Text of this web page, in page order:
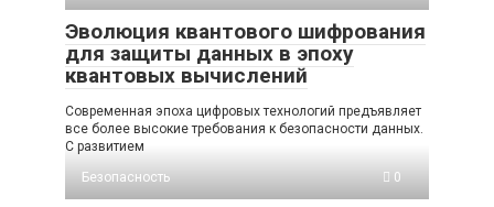
Эволюция квантового шифрования
для защиты данных в эпоху
квантовых вычислений
Современная эпоха цифровых технологий предъявляет
все более высокие требования к безопасности данных.
С развитием
Безопасность
0